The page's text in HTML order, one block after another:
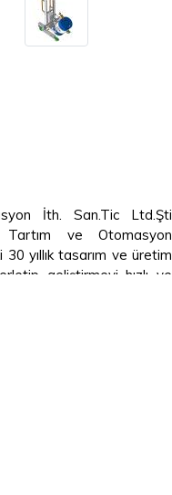
İth. San.Tic Ltd.Şti
Tartım ve Otomasyon
yıllık tasarım ve üretim
geliştirmeyi hızlı ve